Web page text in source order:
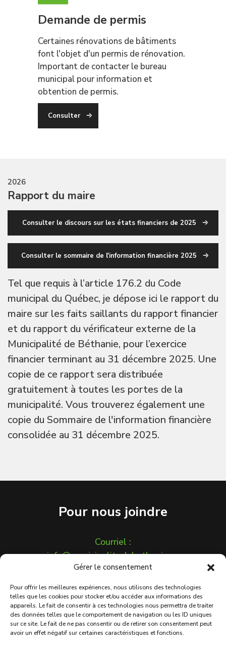
Gérer le consentement
Pour offrir les meilleures expériences, nous utilisons des technologies
telles que les cookies pour stocker et/ou accéder aux informations des
appareils. Le fait de consentir à ces technologies nous permettra de traiter
des données telles que le comportement de navigation ou les ID uniques
sur ce site. Le fait de ne pas consentir ou de retirer son consentement peut
avoir un effet négatif sur certaines caractéristiques et fonctions.
Demande de permis
Certaines rénovations de bâtiments
font l'objet d'un permis de rénovation.
Important de contacter le bureau
municipal pour information et
obtention de permis.
Consulter
2026
Rapport du maire
Consulter le discours sur les états financiers de 2025
Consulter le sommaire de l'information financière 2025
Tel que requis à l’article 176.2 du Code
municipal du Québec, je dépose ici le rapport du
maire sur les faits saillants du rapport financier
et du rapport du vérificateur externe de la
Municipalité de Béthanie, pour l’exercice
financier terminant au 31 décembre 2025. Une
copie de ce rapport sera distribuée
gratuitement à toutes les portes de la
municipalité. Vous trouverez également une
copie du Sommaire de l'information financière
consolidée au 31 décembre 2025.
Pour nous joindre
Courriel :
info@municipalitedebethanie.ca
450 548-2826
1321 Chemin de Béthanie
Béthanie (Québec) J0H 1E1
Protection des renseignements
personnels